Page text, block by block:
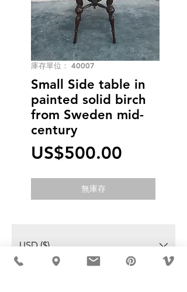
庫存單位： 40007
Small Side table in
painted solid birch
from Sweden mid-
century
US$500.00
格
無庫存
USD ($)